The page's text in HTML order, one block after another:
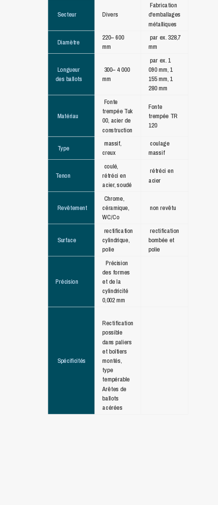
Secteur Divers
Fabrication
d‘emballages
métalliques
Diamètre
220– 600
mm
par ex. 328,7
mm
Longueur
des ballots
300– 4 000
mm
par ex. 1
090 mm, 1
155 mm, 1
280 mm
Matériau
Fonte
trempée Tuk
00, acier de
construction
Fonte
trempée TR
120
Type
massif,
creux
coulage
massif
Tenon
coulé,
rétréci en
acier, soudé
rétréci en
acier
Revêtement
Chrome,
céramique,
WC/Co
non revêtu
Surface
rectification
cylindrique,
polie
rectification
bombée et
polie
Précision
Précision
des formes
et de la
cylindricité
0,002 mm
Spécificités
Rectification
possible
dans paliers
et boîtiers
montés,
type
tempérable
Arêtes de
ballots
acérées